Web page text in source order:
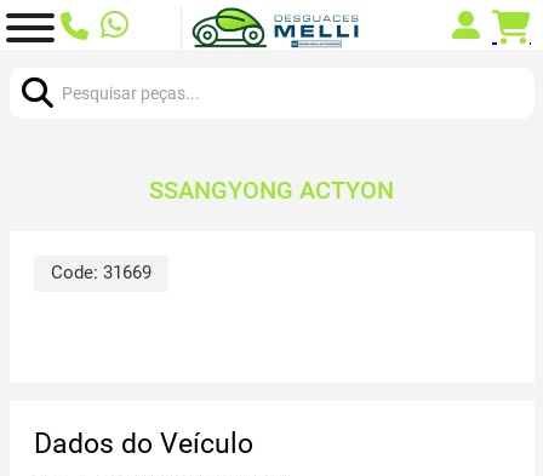
SSANGYONG ACTYON
Code: 31669
Dados do Veículo